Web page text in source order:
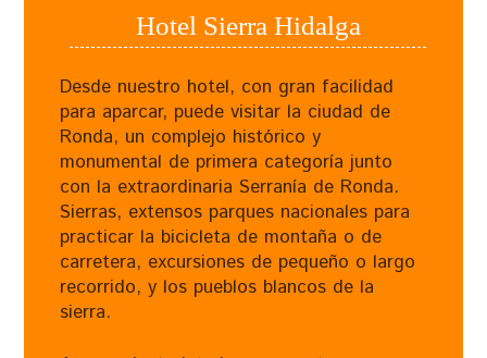
Hotel Sierra Hidalga
Desde nuestro hotel, con gran facilidad
para aparcar, puede visitar la ciudad de
Ronda, un complejo histórico y
monumental de primera categoría junto
con la extraordinaria Serranía de Ronda.
Sierras, extensos parques nacionales para
practicar la bicicleta de montaña o de
carretera, excursiones de pequeño o largo
recorrido, y los pueblos blancos de la
sierra.